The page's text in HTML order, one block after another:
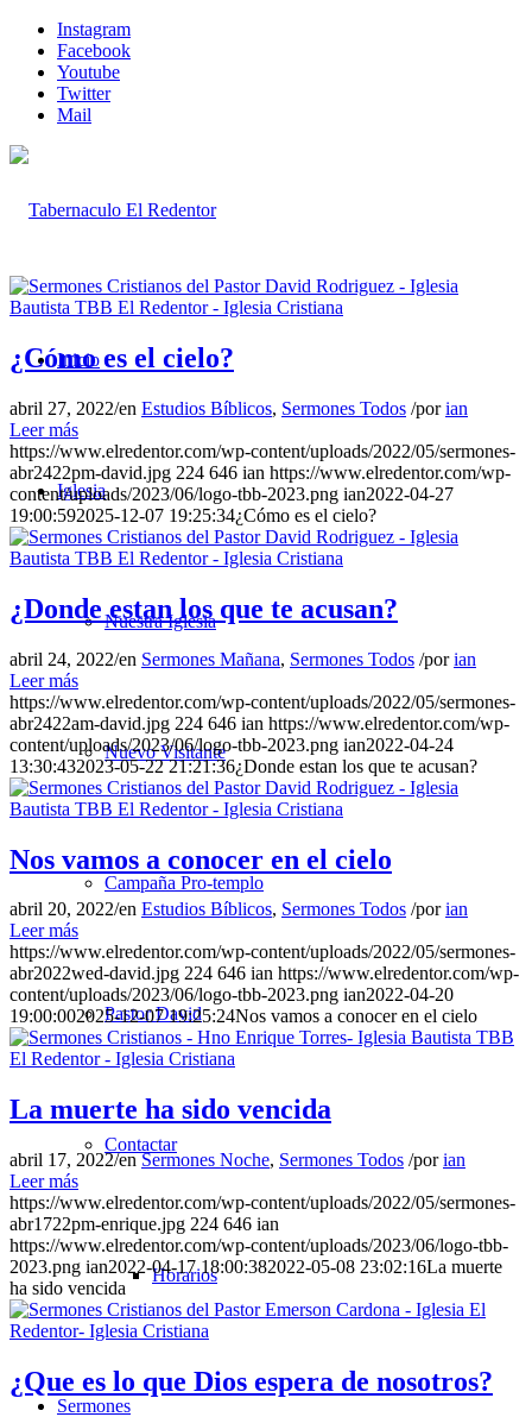
Instagram
Facebook
Youtube
Twitter
Mail
Inicio
Iglesia
Nuestra Iglesia
Nuevo Visitante
Campaña Pro-templo
Pastor David
Contactar
Horarios
Sermones
¿Cómo es el cielo?
abril 27, 2022/en Estudios Bíblicos, Sermones Todos /porian
Leer más
https://www.elredentor.com/wp-content/uploads/2022/05/sermones-
abr2422pm-david.jpg 224 646 ian https://www.elredentor.com/wp-
content/uploads/2023/06/logo-tbb-2023.png ian2022-04-27
19:00:592025-12-07 19:25:34¿Cómo es el cielo?
¿Donde estan los que te acusan?
abril 24, 2022/en Sermones Mañana, Sermones Todos /porian
Leer más
https://www.elredentor.com/wp-content/uploads/2022/05/sermones-
abr2422am-david.jpg 224 646 ian https://www.elredentor.com/wp-
content/uploads/2023/06/logo-tbb-2023.png ian2022-04-24
13:30:432023-05-22 21:21:36¿Donde estan los que te acusan?
Nos vamos a conocer en el cielo
abril 20, 2022/en Estudios Bíblicos, Sermones Todos /porian
Leer más
https://www.elredentor.com/wp-content/uploads/2022/05/sermones-
abr2022wed-david.jpg 224 646 ian https://www.elredentor.com/wp-
content/uploads/2023/06/logo-tbb-2023.png ian2022-04-20
19:00:002025-12-07 19:25:24Nos vamos a conocer en el cielo
La muerte ha sido vencida
abril 17, 2022/enSermones Noche, Sermones Todos /porian
Leer más
https://www.elredentor.com/wp-content/uploads/2022/05/sermones-
abr1722pm-enrique.jpg 224 646 ian
https://www.elredentor.com/wp-content/uploads/2023/06/logo-tbb-
2023.png ian2022-04-17 18:00:382022-05-08 23:02:16La muerte
ha sido vencida
¿Que es lo que Dios espera de nosotros?